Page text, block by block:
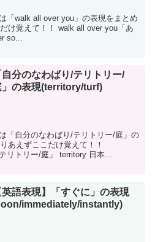
「walk all over you」の表現をまとめ
け覚えて！！ walk all over you「あ
so...
自分のなわばり/テリトリー/
」の表現(territory/turf)
「自分のなわばり/テリトリー/庭」の
あえずここだけ覚えて！！
リトリー/庭」 territory 日本...
英語表現】「すぐに」の表現
immediately/instantly)